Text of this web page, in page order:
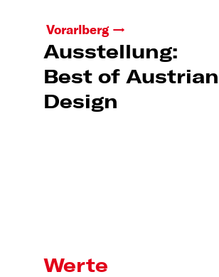
Vorarlberg
Ausstellung:
Best of Austrian
Design
Werte